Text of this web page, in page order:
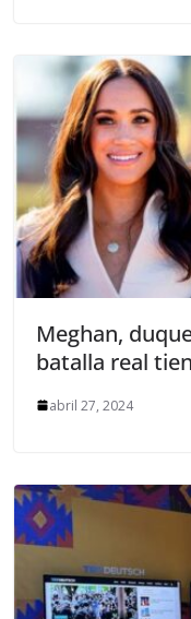
Meghan,
batalla real
abril 27, 2024